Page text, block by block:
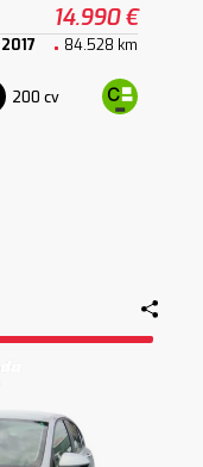
14.990 €
2017 84.528 km
200 cv